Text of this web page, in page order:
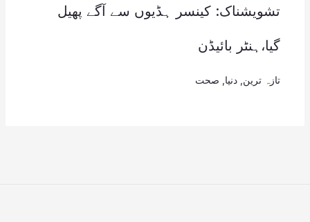
تشویشناک: کینسر ہڈیوں سے آگے پھیل
گیا،ہنٹر بائیڈن
تازہ ترین دنیا صحت